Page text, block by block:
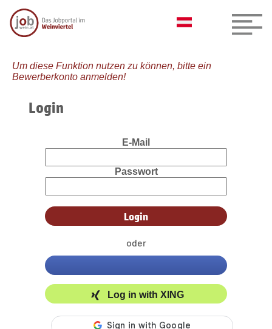
Um diese Funktion nutzen zu können, bitte ein
Bewerberkonto anmelden!
Login
E-Mail
Passwort
oder
Log in with XING